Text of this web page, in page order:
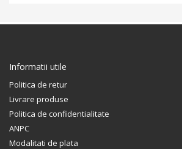
Informatii utile
Politica de retur
Livrare produse
Politica de confidentialitate
ANPC
Modalitati de plata